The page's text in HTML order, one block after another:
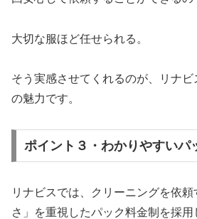
大切な服ほど任せられる。
そう実感させてくれるのが、リナ
の魅力です。
ポイント３・わかりやすいパ
リナビスでは、クリーニングを依
さ」を重視したパック料金制を採用